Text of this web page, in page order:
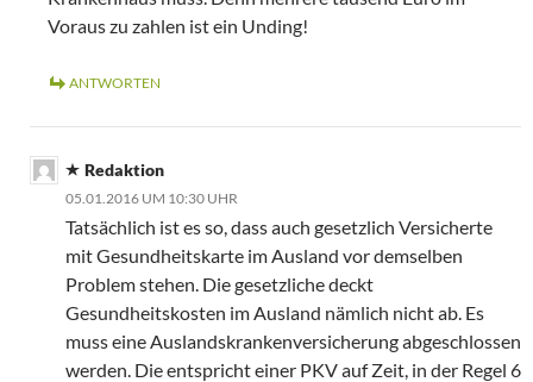
Voraus zu zahlen ist ein Unding!
ANTWORTEN
Redaktion
05.01.2016 UM 10:30 UHR
Tatsächlich ist es so, dass auch gesetzlich Versicherte
mit Gesundheitskarte im Ausland vor demselben
Problem stehen. Die gesetzliche deckt
Gesundheitskosten im Ausland nämlich nicht ab. Es
muss eine Auslandskrankenversicherung abgeschlossen
werden. Die entspricht einer PKV auf Zeit, in der Regel 6